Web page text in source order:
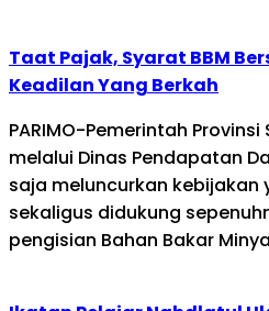
Taat Pajak, Syarat BBM
Keadilan Yang Berkah
PARIMO-Pemerintah
melalui Dinas Pendapatan
saja meluncurkan
sekaligus didukung
pengisian Bahan Bakar